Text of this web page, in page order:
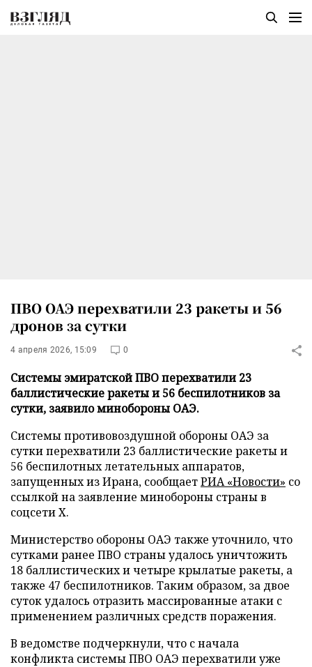
ПВО ОАЭ перехватили 23 ракеты и 56
дронов за сутки
4 апреля 2026, 15:09 0
Системы эмиратской ПВО перехватили 23
баллистические ракеты и 56 беспилотников за
сутки, заявило минобороны ОАЭ.
Системы противовоздушной обороны ОАЭ за
сутки перехватили 23 баллистические ракеты и
56 беспилотных летательных аппаратов,
запущенных из Ирана, сообщаетРИА «Новости» со
ссылкой на заявление минобороны страны в
соцсети X.
Министерство обороны ОАЭ также уточнило, что
сутками ранее ПВО страны удалось уничтожить
18 баллистических и четыре крылатые ракеты, а
также 47 беспилотников. Таким образом, за двое
суток удалось отразить массированные атаки с
применением различных средств поражения.
В ведомстве подчеркнули, что с начала
конфликта системы ПВО ОАЭ перехватили уже